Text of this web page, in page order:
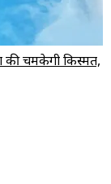
की चमकेगी किस्मत,